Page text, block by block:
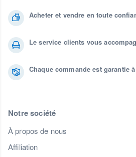
Acheter et vendre en toute
Le service clients vous
Chaque commande est garantie
Notre société
À propos de nous
Affiliation